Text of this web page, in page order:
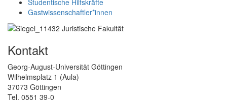
Gastwissenschaftler*innen
Kontakt
Georg-August-Universität Göttingen
Wilhelmsplatz 1 (Aula)
37073 Göttingen
Tel. 0551 39-0